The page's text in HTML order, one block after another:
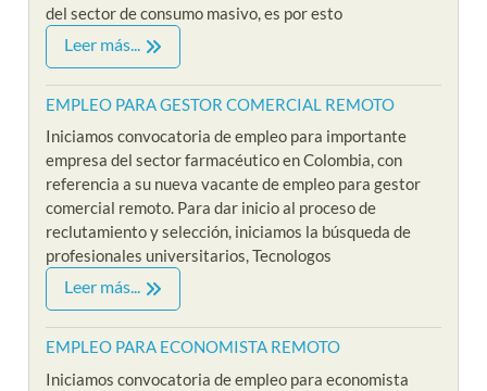
del sector de consumo masivo, es por esto
Leer más...
EMPLEO PARA GESTOR COMERCIAL REMOTO
Iniciamos convocatoria de empleo para importante
empresa del sector farmacéutico en Colombia, con
referencia a su nueva vacante de empleo para gestor
comercial remoto. Para dar inicio al proceso de
reclutamiento y selección, iniciamos la búsqueda de
profesionales universitarios, Tecnologos
Leer más...
EMPLEO PARA ECONOMISTA REMOTO
Iniciamos convocatoria de empleo para economista